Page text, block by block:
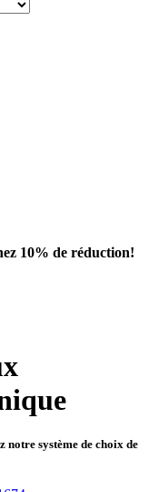
10% de réduction!
notre système de choix de